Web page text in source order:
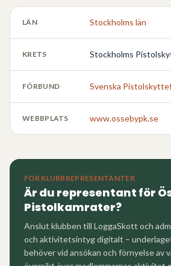
LÄN Stockholms län
KRETS Stockholms
FÖRBUND Svenska
WEBBPLATS www.ossebypk.se
FÖR KLUBBREPRESENTANTER
Är du representant för
Pistolkamrater?
Anslut klubben till LoggaSkott och
och aktivitetsintyg digitalt –
behöver vid ansökan och förnyelse av